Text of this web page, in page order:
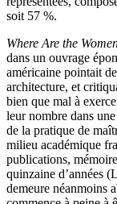
soit 57 %.
Where Are the
dans un ouvrage
américaine pointait
architecture, et
bien que mal à
leur nombre dans
de la pratique de
milieu académique
publications,
quinzaine d’années
demeure néanmoins